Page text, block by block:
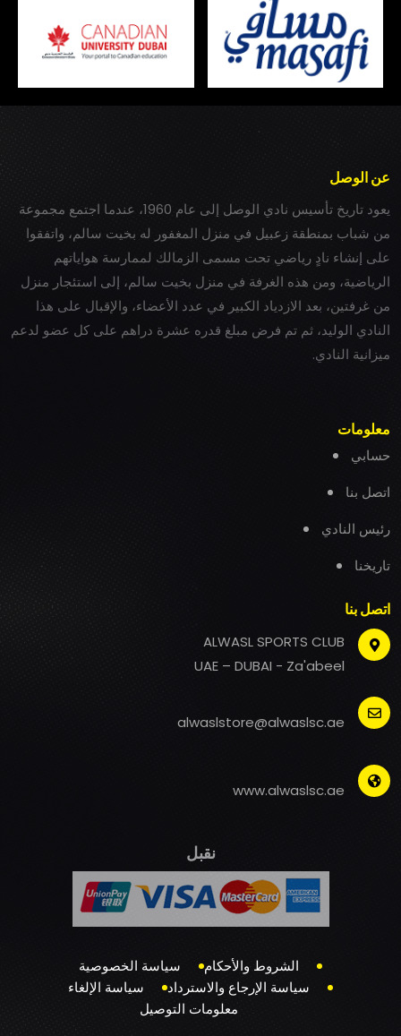
عن الوصل
يعود تاريخ تأسيس نادي الوصل إلى عام 1960، عندما اجتمع مجموعة
من شباب بمنطقة زعبيل في منزل المغفور له بخيت سالم، واتفقوا
على إنشاء نادٍ رياضي تحت مسمى الزمالك لممارسة هواياتهم
الرياضية، ومن هذه الغرفة في منزل بخيت سالم، إلى استئجار منزل
من غرفتين، بعد الازدياد الكبير في عدد الأعضاء، والإقبال على هذا
النادي الوليد، ثم تم فرض مبلغ قدره عشرة دراهم على كل عضو لدعم
ميزانية النادي.
معلومات
حسابي
اتصل بنا
رئيس النادي
تاريخنا
اتصل بنا
ALWASL SPORTS CLUB
UAE – DUBAI - Za'abeel
alwaslstore@alwaslsc.ae
www.alwaslsc.ae
نقبل
الشروط والأحكام
سياسة الخصوصية
سياسة الإرجاع والاسترداد
سياسة الإلغاء
معلومات التوصيل